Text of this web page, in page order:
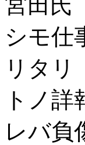
宮田
シモ
リタ
トノ
レバ負